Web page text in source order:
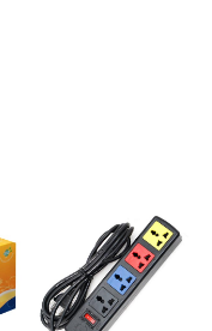
Ổ cắm Lioa
4D32N